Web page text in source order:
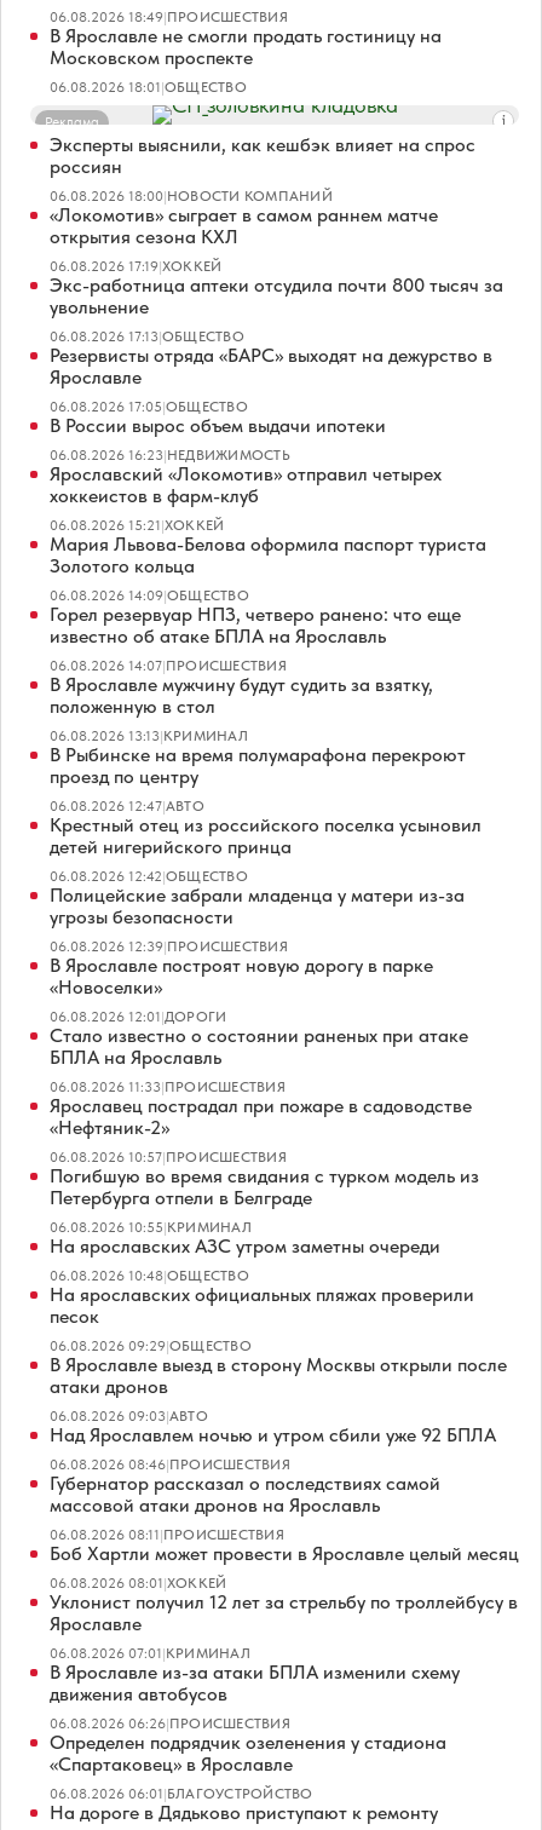
06.08.2026 18:49|ПРОИСШЕСТВИЯ
В Ярославле не смогли продать гостиницу на
Московском проспекте
06.08.2026 18:01|ОБЩЕСТВО
Реклама
Эксперты выяснили, как кешбэк влияет на спрос
россиян
06.08.2026 18:00|НОВОСТИ КОМПАНИЙ
«Локомотив» сыграет в самом раннем матче
открытия сезона КХЛ
06.08.2026 17:19|ХОККЕЙ
Экс-работница аптеки отсудила почти 800 тысяч за
увольнение
06.08.2026 17:13|ОБЩЕСТВО
Резервисты отряда «БАРС» выходят на дежурство в
Ярославле
06.08.2026 17:05|ОБЩЕСТВО
В России вырос объем выдачи ипотеки
06.08.2026 16:23|НЕДВИЖИМОСТЬ
Ярославский «Локомотив» отправил четырех
хоккеистов в фарм-клуб
06.08.2026 15:21|ХОККЕЙ
Мария Львова-Белова оформила паспорт туриста
Золотого кольца
06.08.2026 14:09|ОБЩЕСТВО
Горел резервуар НПЗ, четверо ранено: что еще
известно об атаке БПЛА на Ярославль
06.08.2026 14:07|ПРОИСШЕСТВИЯ
В Ярославле мужчину будут судить за взятку,
положенную в стол
06.08.2026 13:13|КРИМИНАЛ
В Рыбинске на время полумарафона перекроют
проезд по центру
06.08.2026 12:47|АВТО
Крестный отец из российского поселка усыновил
детей нигерийского принца
06.08.2026 12:42|ОБЩЕСТВО
Полицейские забрали младенца у матери из-за
угрозы безопасности
06.08.2026 12:39|ПРОИСШЕСТВИЯ
В Ярославле построят новую дорогу в парке
«Новоселки»
06.08.2026 12:01|ДОРОГИ
Стало известно о состоянии раненых при атаке
БПЛА на Ярославль
06.08.2026 11:33|ПРОИСШЕСТВИЯ
Ярославец пострадал при пожаре в садоводстве
«Нефтяник-2»
06.08.2026 10:57|ПРОИСШЕСТВИЯ
Погибшую во время свидания с турком модель из
Петербурга отпели в Белграде
06.08.2026 10:55|КРИМИНАЛ
На ярославских АЗС утром заметны очереди
06.08.2026 10:48|ОБЩЕСТВО
На ярославских официальных пляжах проверили
песок
06.08.2026 09:29|ОБЩЕСТВО
В Ярославле выезд в сторону Москвы открыли после
атаки дронов
06.08.2026 09:03|АВТО
Над Ярославлем ночью и утром сбили уже 92 БПЛА
06.08.2026 08:46|ПРОИСШЕСТВИЯ
Губернатор рассказал о последствиях самой
массовой атаки дронов на Ярославль
06.08.2026 08:11|ПРОИСШЕСТВИЯ
Боб Хартли может провести в Ярославле целый месяц
06.08.2026 08:01|ХОККЕЙ
Уклонист получил 12 лет за стрельбу по троллейбусу в
Ярославле
06.08.2026 07:01|КРИМИНАЛ
В Ярославле из-за атаки БПЛА изменили схему
движения автобусов
06.08.2026 06:26|ПРОИСШЕСТВИЯ
Определен подрядчик озеленения у стадиона
«Спартаковец» в Ярославле
06.08.2026 06:01|БЛАГОУСТРОЙСТВО
На дороге в Дядьково приступают к ремонту